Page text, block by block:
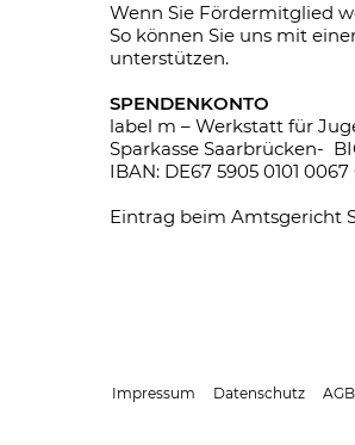
Wenn Sie Fördermitglied
So können Sie uns mit
unterstützen.
SPENDENKONTO
label m – Werkstatt für
Sparkasse Saarbrücken-
IBAN: DE67 5905 0101 0067
Eintrag beim Amtsgericht
Impressum Datenschutz AGB